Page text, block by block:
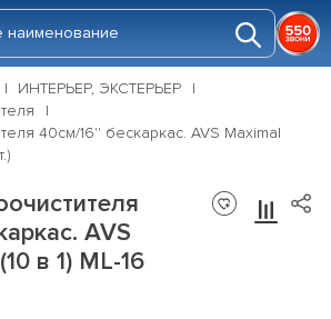
ИНТЕРЬЕР, ЭКСТЕРЬЕР
40см/16'' бескаркас. AVS Maximal
AVS
в 1) ML-16